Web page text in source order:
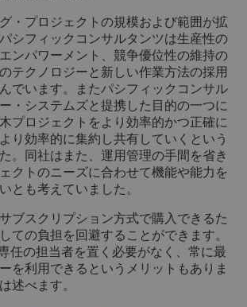
・プロジェクトの規模および範囲が拡
シフィックコンサルタンツは生産性の
ンパワーメント、競争優位性の維持の
テクノロジーと新しい作業方法の採用
でいます。またパシフィックコンサル
・システムズと提携した目的の一つに
プロジェクトをより効率的かつ正確に
り効率的に集約し共有していくという
。同社はまた、運用管理の手間を省き
クトのニーズに合わせて機能や能力を
とも考えていました。
ブスクリプション方式で購入できるた
ての負担を回避することができます。
任の担当者を置く必要がなく、常に最
を利用できるというメリットもありま
述べます。